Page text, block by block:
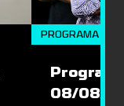
PROGRAMA
08/08/